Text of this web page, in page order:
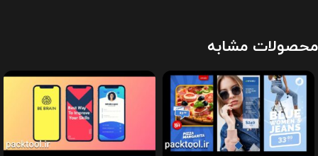
محصولات مشابه